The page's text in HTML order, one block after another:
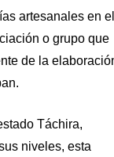
artesanales en el
o grupo que
de la
Táchira,
niveles, esta